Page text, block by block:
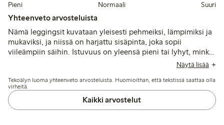
Pieni Normaali Suuri
Yhteenveto arvosteluista
Nämä leggingsit kuvataan yleisesti pehmeiksi, lämpimiksi ja
mukaviksi, ja niissä on harjattu sisäpinta, joka sopii
viileämpiin säihin. Istuvuus on yleensä pieni tai lyhyt, minkä
vuoksi monet suosittelevat ottamaan kokoa suuremman, kun
pituuksien ja kankaan kestävyyden kanssa, erityisesti polvien
kohdalla.
Näytä lisää
Tekoälyn luoma yhteenveto arvosteluista. Huomioithan, että tekstissä saattaa olla
virheitä.
Kaikki arvostelut